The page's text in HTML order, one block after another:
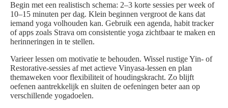
Begin met een realistisch schema: 2–3 korte sessies per week of
10–15 minuten per dag. Klein beginnen vergroot de kans dat
iemand yoga volhouden kan. Gebruik een agenda, habit tracker
of apps zoals Strava om consistentie yoga zichtbaar te maken en
herinneringen in te stellen.
Varieer lessen om motivatie te behouden. Wissel rustige Yin- of
Restorative-sessies af met actieve Vinyasa-lessen en plan
themaweken voor flexibiliteit of houdingskracht. Zo blijft
oefenen aantrekkelijk en sluiten de oefeningen beter aan op
verschillende yogadoelen.